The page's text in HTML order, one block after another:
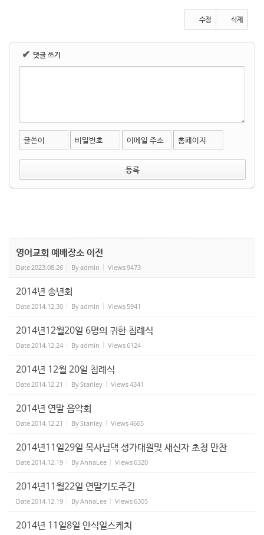
수정 삭제
✔ 댓글 쓰기
글쓴이 비밀번호 이메일 주소 홈페이지
영어교회 예배장소 이전
Date2023.08.26 Byadmin Views9473
2014년 송년회
Date2014.12.30 Byadmin Views 5941
2014년12월20일 6명의 귀한 침례식
Date2014.12.24 Byadmin Views6124
2014년 12월 20일 침례식
Date2014.12.21 ByStanley Views4341
2014년 연말 음악회
Date2014.12.21 ByStanley Views4665
2014년11일29일 목사님댁 성가대원및 새신자 초청 만찬
Date2014.12.19 ByAnnaLee Views6320
2014년11월22일 연말기도주긴
Date2014.12.19 ByAnnaLee Views6305
2014년 11일8일 안식일스케치